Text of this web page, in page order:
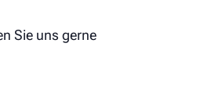
Sie uns gerne